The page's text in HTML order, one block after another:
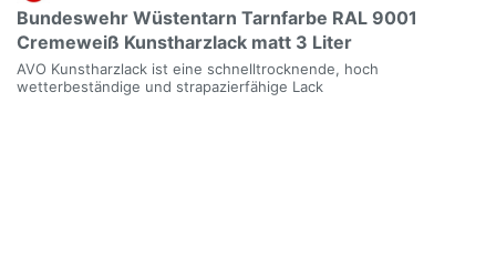
Bundeswehr Wüstentarn Tarnfarbe RAL 9001
Cremeweiß Kunstharzlack matt 3 Liter
AVO Kunstharzlack ist eine schnelltrocknende, hoch
wetterbeständige und strapazierfähige Lack